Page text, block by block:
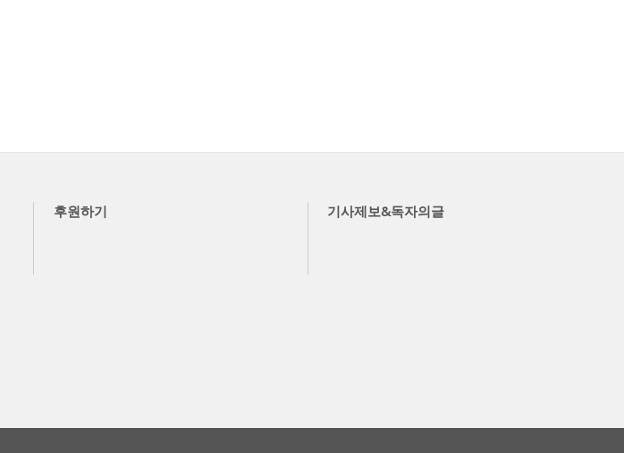
후원하기 기사제보&독자의글